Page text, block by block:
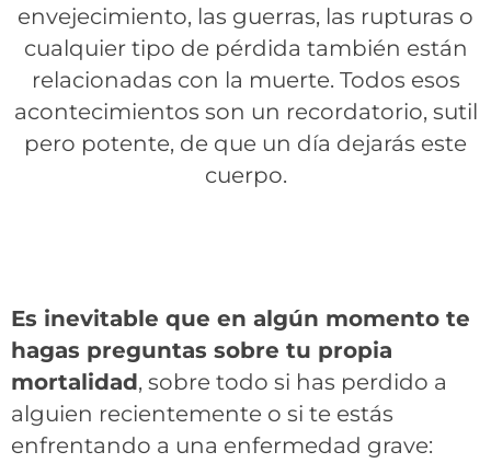
envejecimiento, las guerras, las rupturas o
cualquier tipo de pérdida también están
relacionadas con la muerte. Todos esos
acontecimientos son un recordatorio, sutil
pero potente, de que un día dejarás este
cuerpo.
Es inevitable que en algún momento te
hagas preguntas sobre tu propia
mortalidad, sobre todo si has perdido a
alguien recientemente o si te estás
enfrentando a una enfermedad grave: